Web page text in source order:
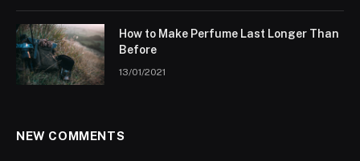
How to Make Perfume Last Longer Than
Before
13/01/2021
NEW COMMENTS